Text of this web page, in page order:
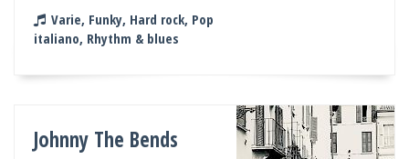
Varie, Funky, Hard rock, Pop
italiano, Rhythm & blues
Johnny The Bends